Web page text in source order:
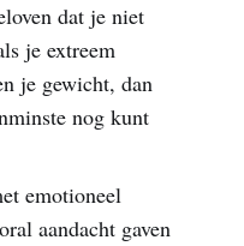
dat je niet
je extreem
je gewicht, dan
nog kunt
emotioneel
aandacht gaven